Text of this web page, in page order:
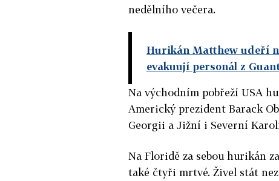
nedělního večera.
Hurikán Matthew udeří
evakuují personál z
Na východním pobřeží USA
Americký prezident Barack
Georgii a Jižní i Severní
Na Floridě za sebou hurikán
také čtyři mrtvé. Živel stát